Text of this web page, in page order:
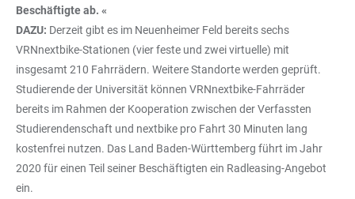
Beschäftigte ab. «
DAZU: Derzeit gibt es im Neuenheimer Feld bereits sechs
VRNnextbike-Stationen (vier feste und zwei virtuelle) mit
insgesamt 210 Fahrrädern. Weitere Standorte werden geprüft.
Studierende der Universität können VRNnextbike-Fahrräder
bereits im Rahmen der Kooperation zwischen der Verfassten
Studierendenschaft und nextbike pro Fahrt 30 Minuten lang
kostenfrei nutzen. Das Land Baden-Württemberg führt im Jahr
2020 für einen Teil seiner Beschäftigten ein Radleasing-Angebot
ein.